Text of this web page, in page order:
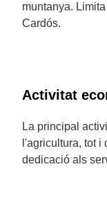
muntanya.
Cardós.
Activitat
La principal
l'agricultura, tot
dedicació als